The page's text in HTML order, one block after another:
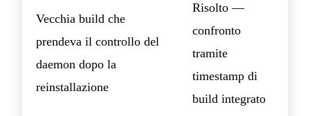
Vecchia build che
prendeva il controllo del
daemon dopo la
reinstallazione
Risolto —
confronto
tramite
timestamp di
build integrato